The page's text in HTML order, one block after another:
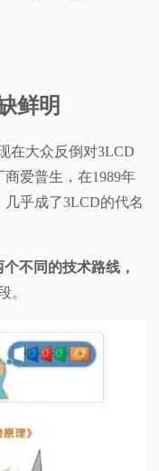
鲜明
在大众反倒对3LCD
爱普生，在1989年
几乎成了3LCD的代名
个不同的技术路线，
。